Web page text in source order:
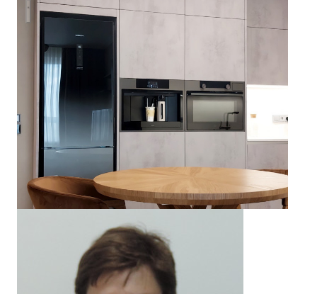
Первый Московский: двухкомнатная квартира 74 кв.м.